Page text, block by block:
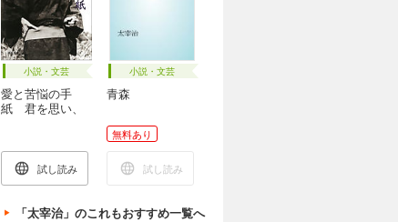
小説・文芸
愛と苦悩の手
紙 君を思い、
試し読み
小説・文芸
青森
無料あり
試し読み
「太宰治」のこれもおすすめ一覧へ